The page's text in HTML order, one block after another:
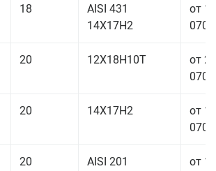
18
AISI 431
14Х17Н2
от
20 12Х18Н10Т
от
20 14Х17Н2
от
20
AISI 201
от